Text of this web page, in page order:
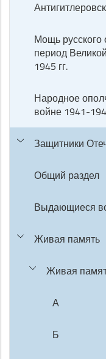
Мощь
период
1945 гг.
Народное
войне 1941-
Защитники
Общий раздел
Выдающиеся
Живая память
Живая
А
Б